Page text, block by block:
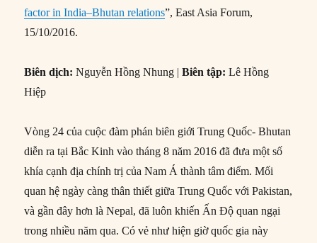
factor in India–Bhutan relations”, East Asia Forum,
15/10/2016.
Biên dịch:Nguyễn Hồng Nhung |Biên tập:Lê Hồng
Hiệp
Vòng 24 của cuộc đàm phán biên giới Trung Quốc- Bhutan
diễn ra tại Bắc Kinh vào tháng 8 năm 2016 đã đưa một số
khía cạnh địa chính trị của Nam Á thành tâm điểm. Mối
quan hệ ngày càng thân thiết giữa Trung Quốc với Pakistan,
và gần đây hơn là Nepal, đã luôn khiến Ấn Độ quan ngại
trong nhiều năm qua. Có vẻ như hiện giờ quốc gia này